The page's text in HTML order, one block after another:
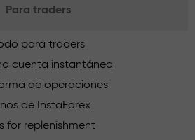
Para traders
para traders
cuenta instantánea
de operaciones
de InstaForex
for replenishment